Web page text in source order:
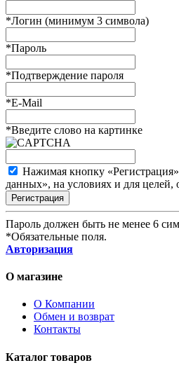
*Логин (минимум 3 символа)
*Пароль
*Подтверждение пароля
*E-Mail
*Введите слово на картинке
Нажимая кнопку
данных», на условиях и для
Пароль должен быть не менее 6
*Обязательные поля.
Авторизация
О магазине
О Компании
Обмен и возврат
Контакты
Каталог товаров